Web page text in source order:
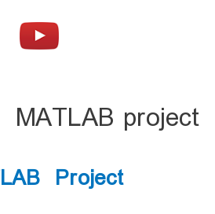
MATLAB project
Project